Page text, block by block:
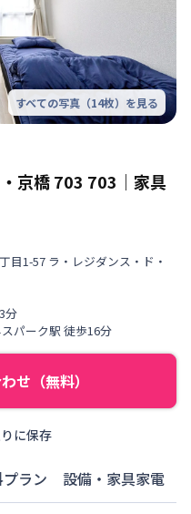
すべての写真（14枚）を見る
京橋 703 703 ｜ 家具
目1-57 ラ・レジダンス・ド・
分
パーク駅 徒歩16分
せ（無料）
に保存
ラン 設備・家具家電